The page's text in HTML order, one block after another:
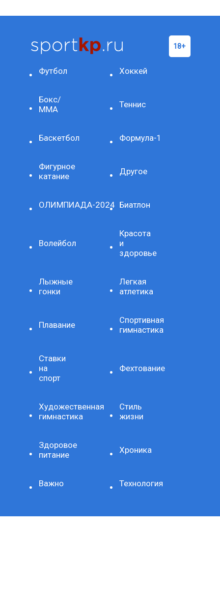
Футбол Хоккей
Бокс/
ММА
Теннис
Баскетбол Формула-1
Фигурное
катание
Другое
ОЛИМПИАДА-2024 Биатлон
Волейбол
Красота
и
здоровье
Лыжные
гонки
Легкая
атлетика
Плавание
Спортивная
гимнастика
Ставки
на
спорт
Фехтование
Художественная
гимнастика
Стиль
жизни
Здоровое
питание
Хроника
Важно Технология